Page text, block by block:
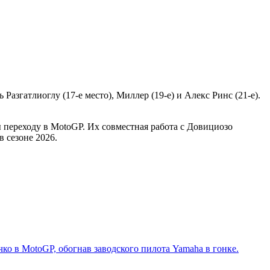
(17-е место), Миллер (19-е) и Алекс Ринс (21-е).
в MotoGP. Их совместная работа с Довициозо
сезоне 2026.
MotoGP, обогнав заводского пилота Yamaha в гонке.